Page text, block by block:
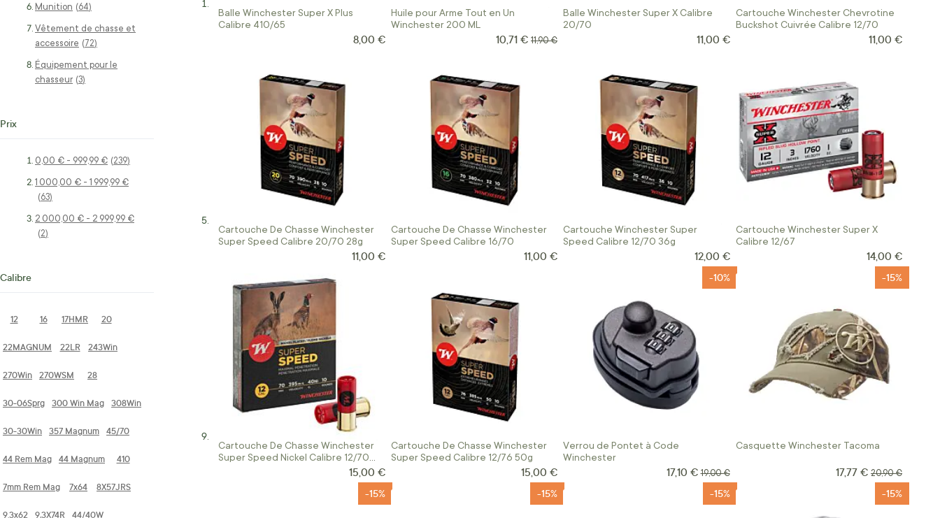
Munition 64
articles
Vêtement de chasse et
accessoire
72
articles
Équipement pour le
chasseur 3
articles
Prix
0,00 € - 999,99 € 239
articles
1 000,00 € - 1 999,99 €
63
articles
2 000,00 € - 2 999,99 €
2
articles
Calibre
12 16 17HMR 20
22MAGNUM 22LR 243Win
270Win 270WSM 28
30-06Sprg 300 Win Mag 308Win
30-30Win 357 Magnum 45/70
44 Rem Mag 44 Magnum 410
7mm Rem Mag 7x64 8X57JRS
9.3x62 9,3X74R 44/40W
Balle Winchester Super X Plus
Calibre 410/65
8,00 €
Huile pour Arme Tout en Un
Winchester 200 ML
Prix Spécial
10,71 € Prix normal
11,90 €
Balle Winchester Super X Calibre
20/70
11,00 €
Cartouche Winchester Chevrotine
Buckshot Cuivrée Calibre 12/70
11,00 €
Cartouche De Chasse Winchester
Super Speed Calibre 20/70 28g
11,00 €
Cartouche De Chasse Winchester
Super Speed Calibre 16/70
11,00 €
Cartouche Winchester Super
Speed Calibre 12/70 36g
12,00 €
Cartouche Winchester Super X
Calibre 12/67
14,00 €
Cartouche De Chasse Winchester
Super Speed Nickel Calibre 12/70
15,00 €
Cartouche De Chasse Winchester
Super Speed Calibre 12/76 50g
15,00 €
Verrou de Pontet à Code
Winchester
-10%
Prix Spécial
17,10 € Prix normal
19,00 €
Casquette Winchester Tacoma
-15%
Prix Spécial
17,77 € Prix normal
20,90 €
-15% -15% -15% -15%